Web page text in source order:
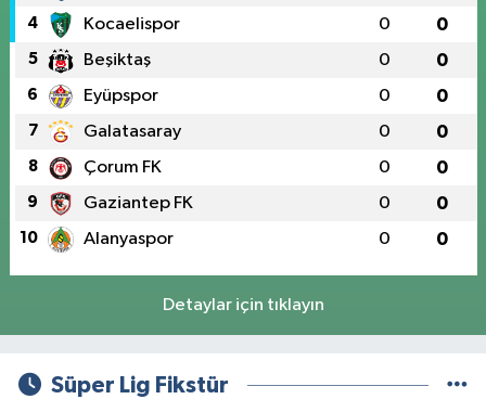
4 Kocaelispor 0 0
5 Beşiktaş 0 0
6 Eyüpspor 0 0
7 Galatasaray 0 0
8 Çorum FK 0 0
9 Gaziantep FK 0 0
10 Alanyaspor 0 0
Detaylar için tıklayın
Süper Lig Fikstür